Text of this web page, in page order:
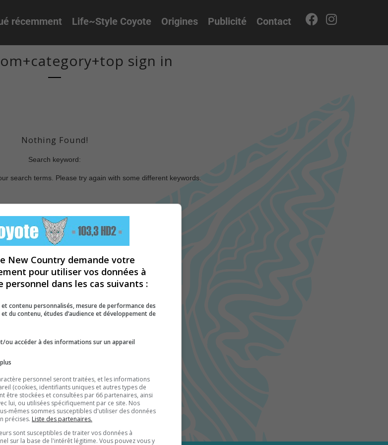
récemment Life~Style Coyote Origines Publicité Contact
sign in
Nothing Found!
Search keyword:
search terms. Please try again with some different keywords.
New Country demande votre
pour utiliser vos données à
personnel dans les cas suivants :
et contenu personnalisés, mesure de performance des
du contenu, études d’audience et développement de
ou accéder à des informations sur un appareil
personnel seront traitées, et les informations
(cookies, identifiants uniques et autres types de
être stockées et consultées par 66 partenaires, ainsi
lui, ou utilisées spécifiquement par ce site. Nos
mêmes sommes susceptibles d'utiliser des données
précises. Liste des partenaires.
sont susceptibles de traiter vos données à
sur la base de l'intérêt légitime. Vous pouvez vous y